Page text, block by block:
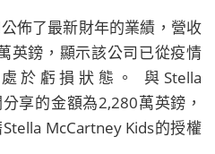
、美體小舖成全球
美容品牌
佈了最新財年的業績，營收
英鎊，顯示該公司已從疫情
於虧損狀態。 與Stella
享的金額為2,280萬英鎊，
McCartney Kids的授權